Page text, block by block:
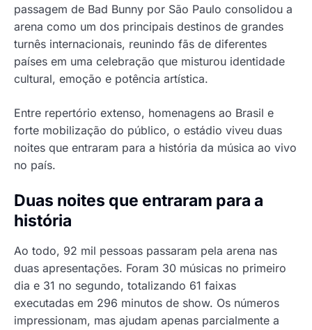
passagem de Bad Bunny por São Paulo consolidou a
arena como um dos principais destinos de grandes
turnês internacionais, reunindo fãs de diferentes
países em uma celebração que misturou identidade
cultural, emoção e potência artística.
Entre repertório extenso, homenagens ao Brasil e
forte mobilização do público, o estádio viveu duas
noites que entraram para a história da música ao vivo
no país.
Duas noites que entraram para a
história
Ao todo, 92 mil pessoas passaram pela arena nas
duas apresentações. Foram 30 músicas no primeiro
dia e 31 no segundo, totalizando 61 faixas
executadas em 296 minutos de show. Os números
impressionam, mas ajudam apenas parcialmente a